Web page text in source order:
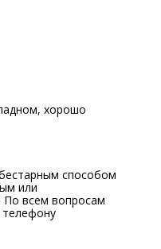
хорошо
способом
или
всем вопросам